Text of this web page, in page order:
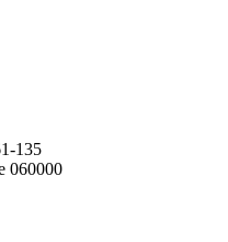
135
060000